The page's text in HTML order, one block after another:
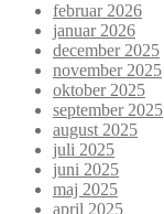
februar 2026
januar 2026
december 2025
november 2025
oktober 2025
september 2025
august 2025
juli 2025
juni 2025
maj 2025
april 2025